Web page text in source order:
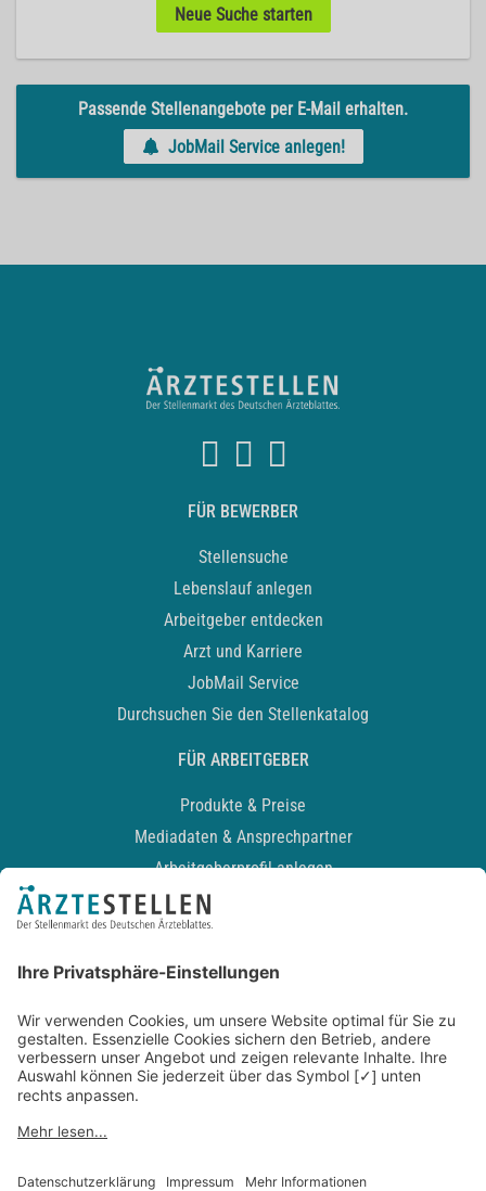
Neue Suche starten
Passende Stellenangebote per E-Mail erhalten.
JobMail Service anlegen!
FÜR BEWERBER
Stellensuche
Lebenslauf anlegen
Arbeitgeber entdecken
Arzt und Karriere
JobMail Service
Durchsuchen Sie den Stellenkatalog
FÜR ARBEITGEBER
Produkte & Preise
Mediadaten & Ansprechpartner
Arbeitgeberprofil anlegen
Recruiting-Podcast
Kontakt
Datenschutz
Newsletter